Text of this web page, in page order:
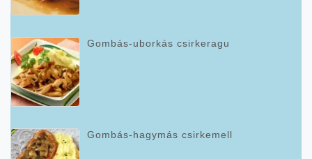
Gombás-uborkás csirkeragu
Gombás-hagymás csirkemell